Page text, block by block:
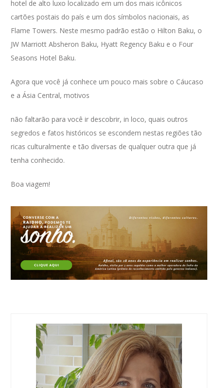
hotel de alto luxo localizado em um dos mais icônicos
cartões postais do país e um dos símbolos nacionais, as
Flame Towers. Neste mesmo padrão estão o Hilton Baku, o
JW Marriott Absheron Baku, Hyatt Regency Baku e o Four
Seasons Hotel Baku.
Agora que você já conhece um pouco mais sobre o Cáucaso
e a Ásia Central, motivos
não faltarão para você ir descobrir, in loco, quais outros
segredos e fatos históricos se escondem nestas regiões tão
ricas culturalmente e tão diversas de qualquer outra que já
tenha conhecido.
Boa viagem!